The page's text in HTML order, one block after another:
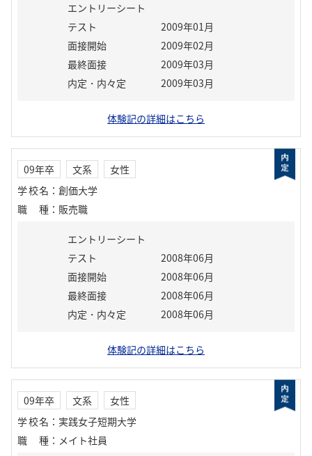
エントリーシート
テスト
2009年01月
面接開始
2009年02月
最終面接
2009年03月
内定・内々定
2009年03月
体験記の詳細はこちら
09年卒 文系
女性
学校名 ： 創価大学
職種 ： 販売職
エントリーシート
テスト
2008年06月
面接開始
2008年06月
最終面接
2008年06月
内定・内々定
2008年06月
体験記の詳細はこちら
09年卒 文系
女性
学校名 ： 実践女子短期大学
職種 ： メイト社員